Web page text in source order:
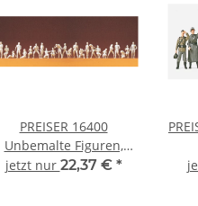
PREISER 16400
Unbemalte Figuren,
Adam & Eva Spur H0
jetzt nur 22,37 € *